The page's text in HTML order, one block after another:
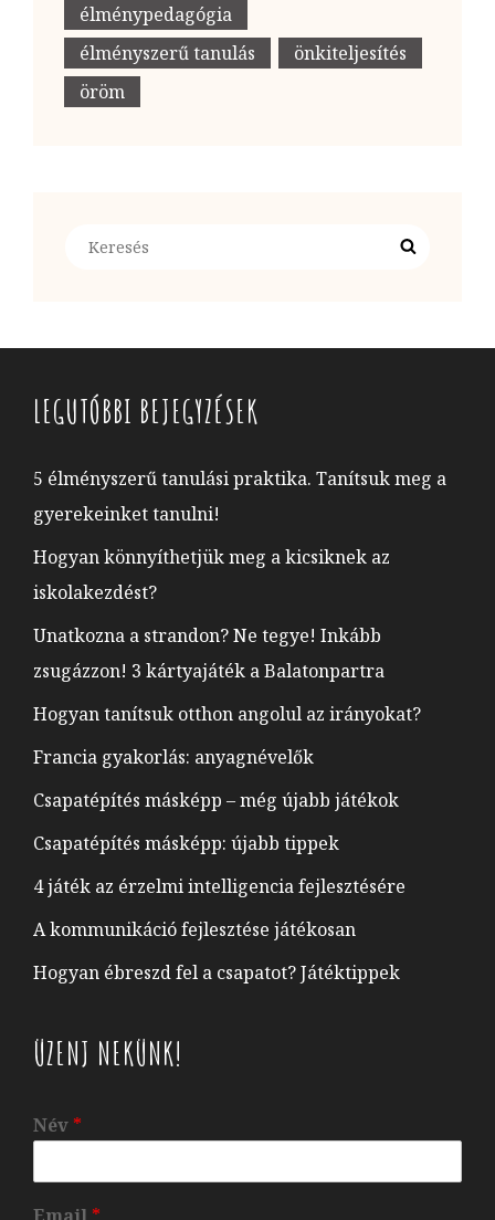
élménypedagógia
élményszerű tanulás
önkiteljesítés
öröm
Search
LEGUTÓBBI BEJEGYZÉSEK
5 élményszerű tanulási praktika. Tanítsuk meg a
gyerekeinket tanulni!
Hogyan könnyíthetjük meg a kicsiknek az
iskolakezdést?
Unatkozna a strandon? Ne tegye! Inkább
zsugázzon! 3 kártyajáték a Balatonpartra
Hogyan tanítsuk otthon angolul az irányokat?
Francia gyakorlás: anyagnévelők
Csapatépítés másképp – még újabb játékok
Csapatépítés másképp: újabb tippek
4 játék az érzelmi intelligencia fejlesztésére
A kommunikáció fejlesztése játékosan
Hogyan ébreszd fel a csapatot? Játéktippek
ÜZENJ NEKÜNK!
Név *
Email *